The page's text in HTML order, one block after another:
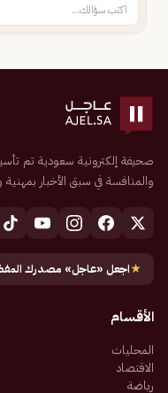
والمنافسة في سبق الأخبار
★اجعل «عاجل» مصدرك
الأقسام
المحليات
الاقتصاد
رياضة